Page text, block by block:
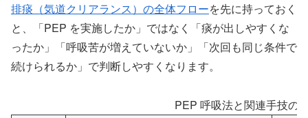
排痰（気道クリアランス）の全体フローを先に持っておく
と、「PEP を実施したか」ではなく「痰が出しやすくな
ったか」「呼吸苦が増えていないか」「次回も同じ条件で
続けられるか」で判断しやすくなります。
PEP 呼吸法と関連手技の